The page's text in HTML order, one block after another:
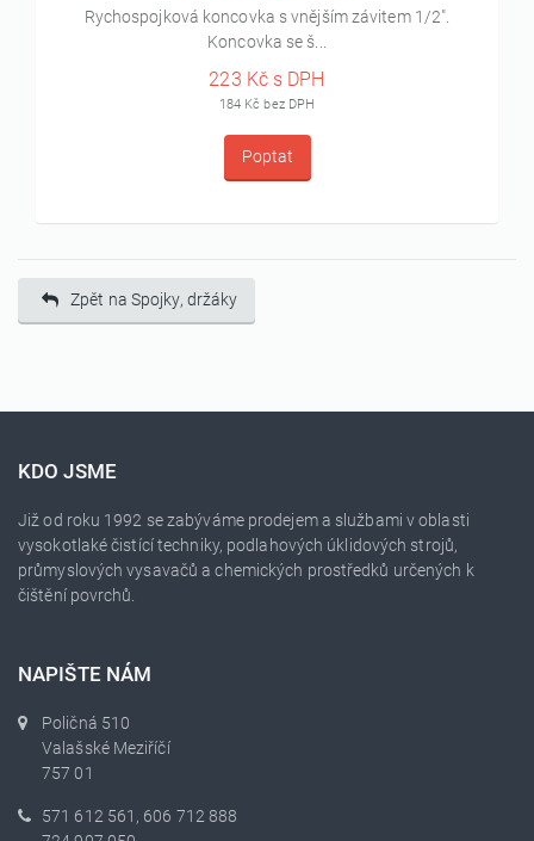
Rychospojková koncovka s vnějším závitem 1/2".
Koncovka se š...
223 Kč s DPH
184 Kč bez DPH
Poptat
Zpět na Spojky, držáky
KDO JSME
Již od roku 1992 se zabýváme prodejem a službami v oblasti
vysokotlaké čistící techniky, podlahových úklidových strojů,
průmyslových vysavačů a chemických prostředků určených k
čištění povrchů.
NAPIŠTE NÁM
Poličná 510
Valašské Meziříčí
757 01
571 612 561, 606 712 888